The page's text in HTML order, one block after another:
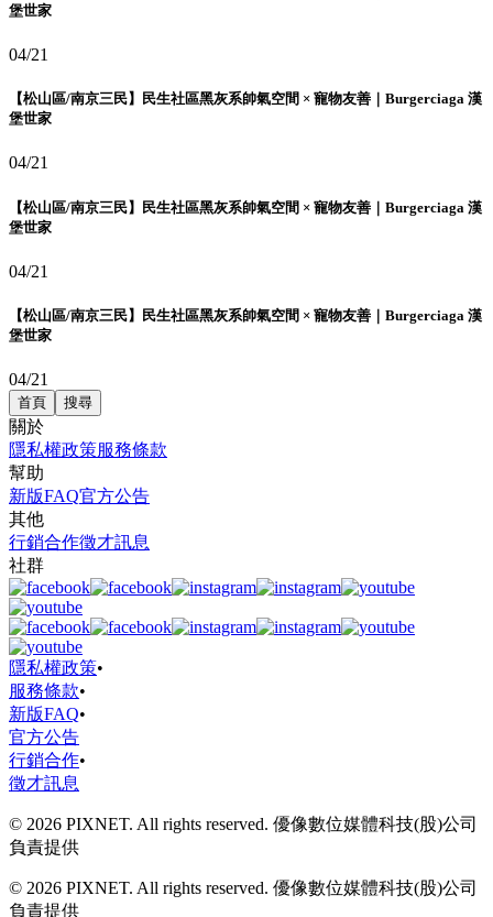
堡世家
04/21
【松山區/南京三民】民生社區黑灰系帥氣空間 × 寵物友善｜Burgerciaga 漢
堡世家
04/21
【松山區/南京三民】民生社區黑灰系帥氣空間 × 寵物友善｜Burgerciaga 漢
堡世家
04/21
【松山區/南京三民】民生社區黑灰系帥氣空間 × 寵物友善｜Burgerciaga 漢
堡世家
04/21
首頁 搜尋
關於
隱私權政策服務條款
幫助
新版FAQ官方公告
其他
行銷合作徵才訊息
社群
隱私權政策•
服務條款•
新版FAQ•
官方公告
行銷合作•
徵才訊息
© 2026 PIXNET. All rights reserved. 優像數位媒體科技(股)公司
負責提供
© 2026 PIXNET. All rights reserved. 優像數位媒體科技(股)公司
負責提供